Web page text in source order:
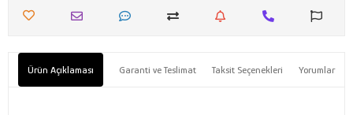
Ürün Açıklaması Garanti ve Teslimat Taksit Seçenekleri Yorumlar